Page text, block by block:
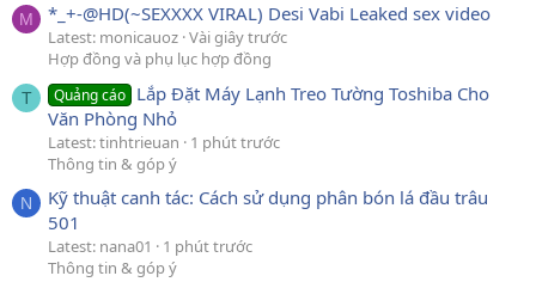
M *_+-@HD(~SEXXXX VIRAL) Desi Vabi Leaked sex video
Latest: monicauoz Vài giây trước
Hợp đồng và phụ lục hợp đồng
T Quảng cáo Lắp Đặt Máy Lạnh Treo Tường Toshiba Cho
Văn Phòng Nhỏ
Latest: tinhtrieuan
1 phút trước
Thông tin & góp ý
N
Kỹ thuật canh tác: Cách sử dụng phân bón lá đầu trâu
501
Latest: nana01
1 phút trước
Thông tin & góp ý